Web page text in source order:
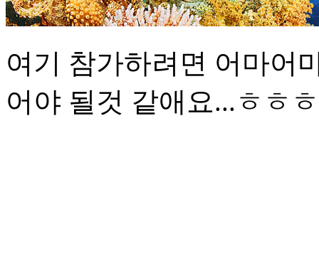
여기 참가하려면 어마어
어야 될것 같애요...ㅎㅎㅎ